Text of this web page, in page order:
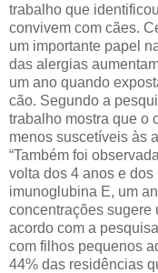
trabalho que
convivem com cães.
um importante papel
das alergias
um ano quando
cão. Segundo a
trabalho mostra que o
menos suscetíveis às
“Também foi
volta dos 4 anos e
imunoglubina E, um
concentrações sugere
acordo com a
com filhos pequenos
44% das residências